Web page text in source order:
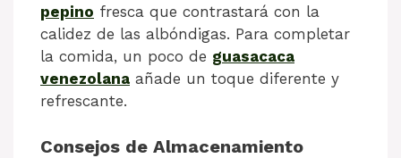
pepino fresca que contrastará con la
calidez de las albóndigas. Para completar
la comida, un poco de guasacaca
venezolana añade un toque diferente y
refrescante.
Consejos de Almacenamiento